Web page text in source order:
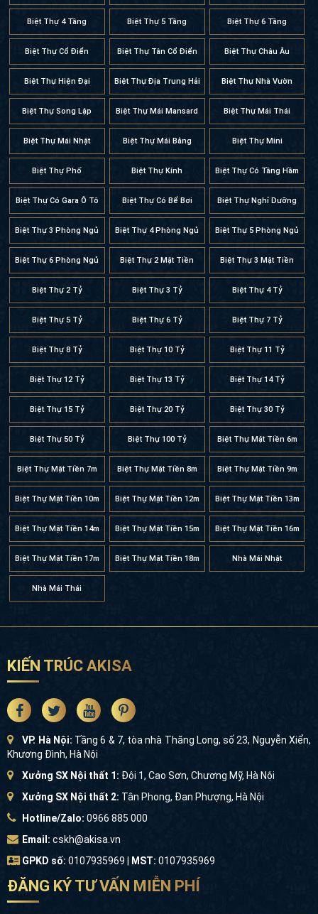
Biệt Thự 4 Tầng Biệt Thự 5 Tầng Biệt Thự 6 Tầng
Biệt Thự Cổ Điển Biệt Thự Tân Cổ Điển Biệt Thự Châu Âu
Biệt Thự Hiện Đại Biệt Thự Địa Trung Hải Biệt Thự Nhà Vườn
Biệt Thự Song Lập Biệt Thự Mái Mansard Biệt Thự Mái Thái
Biệt Thự Mái Nhật Biệt Thự Mái Bằng Biệt Thự Mini
Biệt Thự Phố Biệt Thự Kính Biệt Thự Có Tầng Hầm
Biệt Thự Có Gara Ô Tô Biệt Thự Có Bể Bơi Biệt Thự Nghỉ Dưỡng
Biệt Thự 3 Phòng Ngủ Biệt Thự 4 Phòng Ngủ Biệt Thự 5 Phòng Ngủ
Biệt Thự 6 Phòng Ngủ Biệt Thự 2 Mặt Tiền Biệt Thự 3 Mặt Tiền
Biệt Thự 2 Tỷ Biệt Thự 3 Tỷ Biệt Thự 4 Tỷ
Biệt Thự 5 Tỷ Biệt Thự 6 Tỷ Biệt Thự 7 Tỷ
Biệt Thự 8 Tỷ Biệt Thự 10 Tỷ Biệt Thự 11 Tỷ
Biệt Thự 12 Tỷ Biệt Thự 13 Tỷ Biệt Thự 14 Tỷ
Biệt Thự 15 Tỷ Biệt Thự 20 Tỷ Biệt Thự 30 Tỷ
Biệt Thự 50 Tỷ Biệt Thự 100 Tỷ Biệt Thự Mặt Tiền 6m
Biệt Thự Mặt Tiền 7m Biệt Thự Mặt Tiền 8m Biệt Thự Mặt Tiền 9m
Biệt Thự Mặt Tiền 10m Biệt Thự Mặt Tiền 12m Biệt Thự Mặt Tiền 13m
Biệt Thự Mặt Tiền 14m Biệt Thự Mặt Tiền 15m Biệt Thự Mặt Tiền 16m
Biệt Thự Mặt Tiền 17m Biệt Thự Mặt Tiền 18m Nhà Mái Nhật
Nhà Mái Thái
VP. Hà Nội:Tầng 6 & 7, tòa nhà Thăng Long, số 23, Nguyễn
Xiển, Khương Đình, Hà Nội
Xưởng SX Nội thất 1:
Xưởng SX Nội thất 2:Tân Phong, Đan Phượng, Hà Nội
Hotline/Zalo: 0966 885 000
Email: cskh@akisa.vn
GPKD số:0107935969 |
ĐĂNG KÝ TƯ VẤN MIỄN PHÍ